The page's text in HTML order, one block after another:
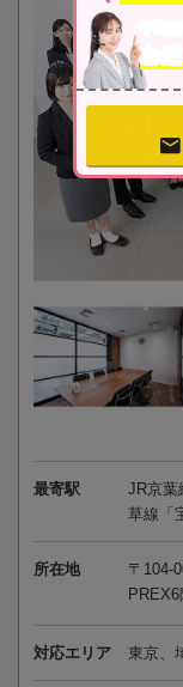
最寄駅
JR京葉
草線「
所在地
〒104-
PREX6
対応エリア 東京、
不動
お